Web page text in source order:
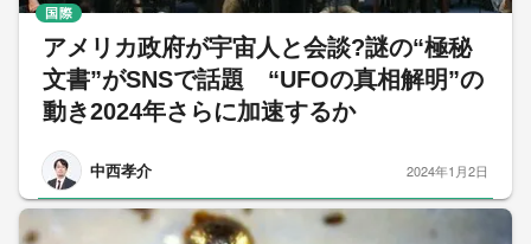
アメリカ政府が宇宙人と会談?謎の“極秘
文書”がSNSで話題 “UFOの真相解明”の
動き2024年さらに加速するか
中西孝介
国際
2024年1月2日